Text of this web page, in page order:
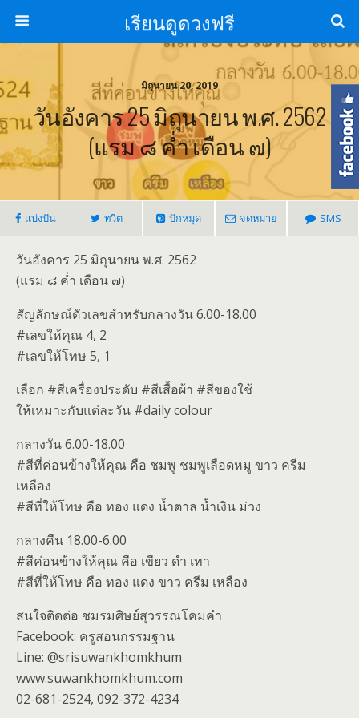
เรียนดูดวงฟรี
มิถุนายน 20, 2019
วันอังคาร 25 มิถุนายน พ.ศ. 2562
(แรม ๘ ค่ำ เดือน ๗)
แบ่งปัน ทวีต ปักหมุด จดหมาย SMS
วันอังคาร 25 มิถุนายน พ.ศ. 2562
(แรม ๘ ค่ำ เดือน ๗)
สัญลักษณ์ตัวเลขสำหรับกลางวัน 6.00-18.00
#เลขให้คุณ 4, 2
#เลขให้โทษ 5, 1
เลือก #สีเครื่องประดับ #สีเสื้อผ้า #สีของใช้
ให้เหมาะกับแต่ละวัน #daily colour
กลางวัน 6.00-18.00
#สีที่ค่อนข้างให้คุณ คือ ชมพู ชมพูเลือดหมู ขาว ครีม
เหลือง
#สีที่ให้โทษ คือ ทอง แดง น้ำตาล น้ำเงิน ม่วง
กลางคืน 18.00-6.00
#สีค่อนข้างให้คุณ คือ เขียว ดำ เทา
#สีที่ให้โทษ คือ ทอง แดง ขาว ครีม เหลือง
สนใจติดต่อ ชมรมศิษย์สุวรรณโคมคำ
Facebook: ครูสอนกรรมฐาน
Line: @srisuwankhomkhum
www.suwankhomkhum.com
02-681-2524, 092-372-4234